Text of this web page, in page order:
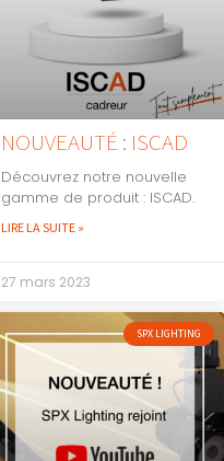
NOUVEAUTÉ : ISCAD
Découvrez notre nouvelle
gamme de produit : ISCAD.
LIRE LA SUITE »
27 mars 2023
SPX LIGHTING